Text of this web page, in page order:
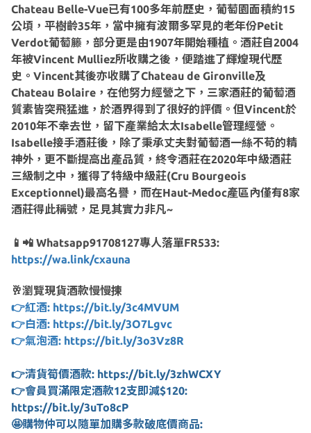
Chateau Belle-Vue已有100多年前歷史，葡萄園面積約15
公頃，平樹齡35年，當中擁有波爾多罕見的老年份Petit
Verdot葡萄籐，部分更是由1907年開始種植。酒莊自2004
年被Vincent Mulliez所收購之後，便踏進了輝煌現代歷
史。Vincent其後亦收購了Chateau de Gironville及
Chateau Bolaire，在他努力經營之下，三家酒莊的葡萄酒
質素皆突飛猛進，於酒界得到了很好的評價。但Vincent於
2010年不幸去世，留下產業給太太Isabelle管理經營。
Isabelle接手酒莊後，除了秉承丈夫對葡萄酒一絲不苟的精
神外，更不斷提高出產品質，終令酒莊在2020年中級酒莊
三級制之中，獲得了特級中級莊(Cru Bourgeois
Exceptionnel)最高名譽，而在Haut-Medoc產區內僅有8家
酒莊得此稱號，足見其實力非凡~
📱📲 Whatsapp91708127專人落單FR533:
https://wa.link/cxauna
🥂瀏覽現貨酒款慢慢揀
👉紅酒: https://bit.ly/3c4MVUM
👉白酒: https://bit.ly/3O7Lgvc
👉氣泡酒: https://bit.ly/3o3Vz8R
👉清貨筍價酒款: https://bit.ly/3zhWCXY
👉會員買滿限定酒款12支即減$120:
https://bit.ly/3uTo8cP
🤩購物仲可以隨單加購多款破底價商品: